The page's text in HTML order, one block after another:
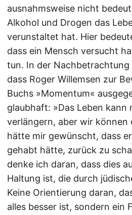
ausnahmsweise nicht
Alkohol und Drogen das
verunstaltet hat. Hier
dass ein Mensch versucht
tun. In der
dass Roger Willemsen zur
Buchs »Momentum«
glaubhaft: »Das Leben kann
verlängern, aber wir können
hätte mir gewünscht, dass
gehabt hätte, zurück zu
denke ich daran, dass dies
Haltung ist, die durch
Keine Orientierung daran,
alles besser ist, sondern ein